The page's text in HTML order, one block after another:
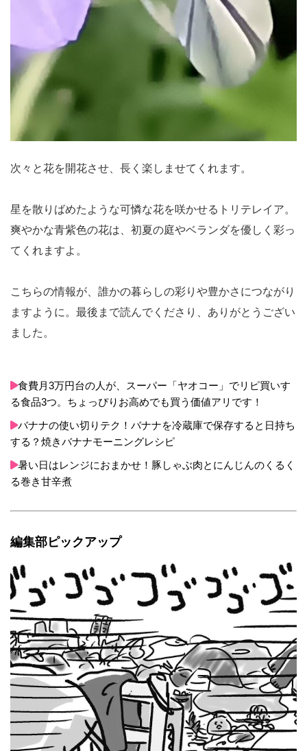
次々と花を開花させ、長く楽しませてくれます。
星を散りばめたような可憐な花を咲かせるトリテレイア。
爽やかな青紫色の花は、初夏の庭やベランダを優しく彩っ
てくれますよ。
こちらの情報が、誰かの暮らしの彩りや豊かさにつながり
ますように。最後まで読んでくださり、ありがとうござい
ました。
食費月3万円台の人が、スーパー「ヤオコー」でリピ買いす
る食品3つ。ちょっぴりお高めでも買う価値アリです！
バナナの使い切りテク！バナナを冷蔵庫で保存すると日持ち
する？焼きバナナモーニングレシピ
暑い日はレンジにおまかせ！豚しゃぶ肉とにんじんのくるく
る巻き甘辛煮
編集部ピックアップ